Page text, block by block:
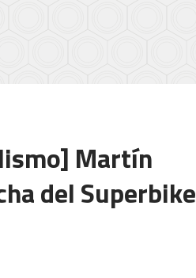
Martín
del Superbike